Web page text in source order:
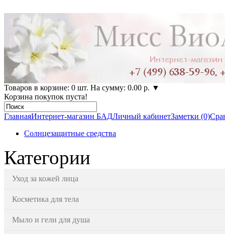
Товаров в корзине: 0 шт. На сумму: 0.00 р. ▼
Корзина покупок пуста!
ГлавнаяИнтернет-магазин БАДЛичный кабинетЗаметки (0)
Солнцезащитные средства
Категории
Уход за кожей лица
Косметика для тела
Мыло и гели для душа